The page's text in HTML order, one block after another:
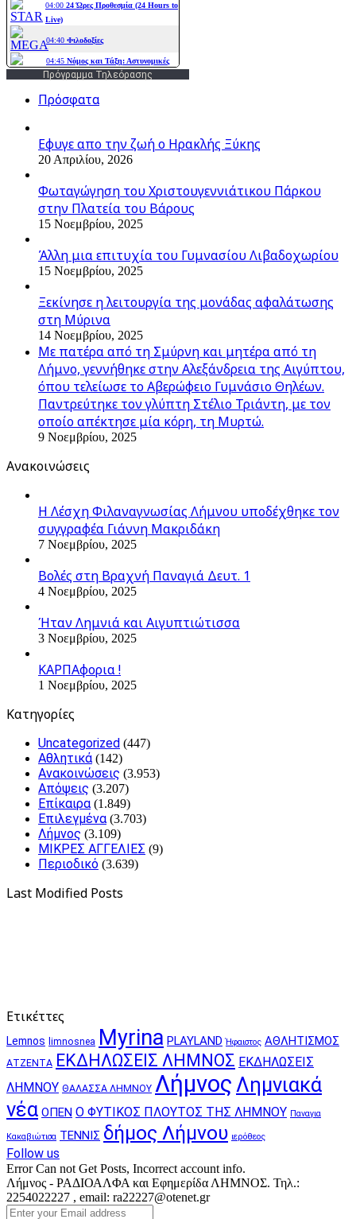
Πρόγραμμα Τηλεόρασης
Πρόσφατα
Εφυγε απο την ζωή o Ηρακλής Ξύκης
20 Απριλίου, 2026
Φωταγώγηση του Χριστουγεννιάτικου Πάρκου
στην Πλατεία του Βάρους
15 Νοεμβρίου, 2025
Άλλη μια επιτυχία του Γυμνασίου Λιβαδοχωρίου
15 Νοεμβρίου, 2025
Ξεκίνησε η λειτουργία της μονάδας αφαλάτωσης
στη Μύρινα
14 Νοεμβρίου, 2025
Με πατέρα από τη Σμύρνη και μητέρα από τη
Λήμνο, γεννήθηκε στην Αλεξάνδρεια της Αιγύπτου,
όπου τελείωσε το Αβερώφειο Γυμνάσιο Θηλέων.
Παντρεύτηκε τον γλύπτη Στέλιο Τριάντη, με τον
οποίο απέκτησε μία κόρη, τη Μυρτώ.
9 Νοεμβρίου, 2025
Ανακοινώσεις
Η Λέσχη Φιλαναγνωσίας Λήμνου υποδέχθηκε τον
συγγραφέα Γιάννη Μακριδάκη
7 Νοεμβρίου, 2025
Βολές στη Βραχνή Παναγιά Δευτ. 1
4 Νοεμβρίου, 2025
Ήταν Λημνιά και Αιγυπτιώτισσα
3 Νοεμβρίου, 2025
ΚΑΡΠΑφορια !
1 Νοεμβρίου, 2025
Kατηγορίες
Uncategorized (447)
Αθλητικά (142)
Ανακοινώσεις (3.953)
Απόψεις (3.207)
Επίκαιρα (1.849)
Επιλεγμένα (3.703)
Λήμνος (3.109)
ΜΙΚΡΕΣ ΑΓΓΕΛΙΕΣ (9)
Περιοδικό (3.639)
Last Modified Posts
Ετικέττες
Lemnos limnosnea Myrina PLAYLAND Ήφαιστος ΑΘΛΗΤΙΣΜΟΣ
ΑΤΖΕΝΤΑ ΕΚΔΗΛΩΣΕΙΣ ΛΗΜΝΟΣ ΕΚΔΗΛΩΣΕΙΣ
ΛΗΜΝΟΥ ΘΑΛΑΣΣΑ ΛΗΜΝΟΥ Λήμνος Λημνιακά
νέα ΟΠΕΝ Ο ΦΥΤΙΚΟΣ ΠΛΟΥΤΟΣ ΤΗΣ ΛΗΜΝΟΥ Παναγια
Κακαβιώτισα ΤΕΝΝΙΣ δήμος Λήμνου ιερόθεος
Follow us
Error Can not Get Posts, Incorrect account info.
Λήμνος - ΡΑΔΙΟΑΛΦΑ και Εφημερίδα ΛΗΜΝΟΣ. Τηλ.:
2254022227 , email: ra22227@otenet.gr
Enter